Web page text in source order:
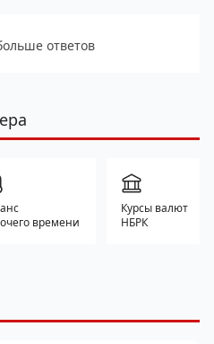
ответов
времени
Курсы валют
НБРК